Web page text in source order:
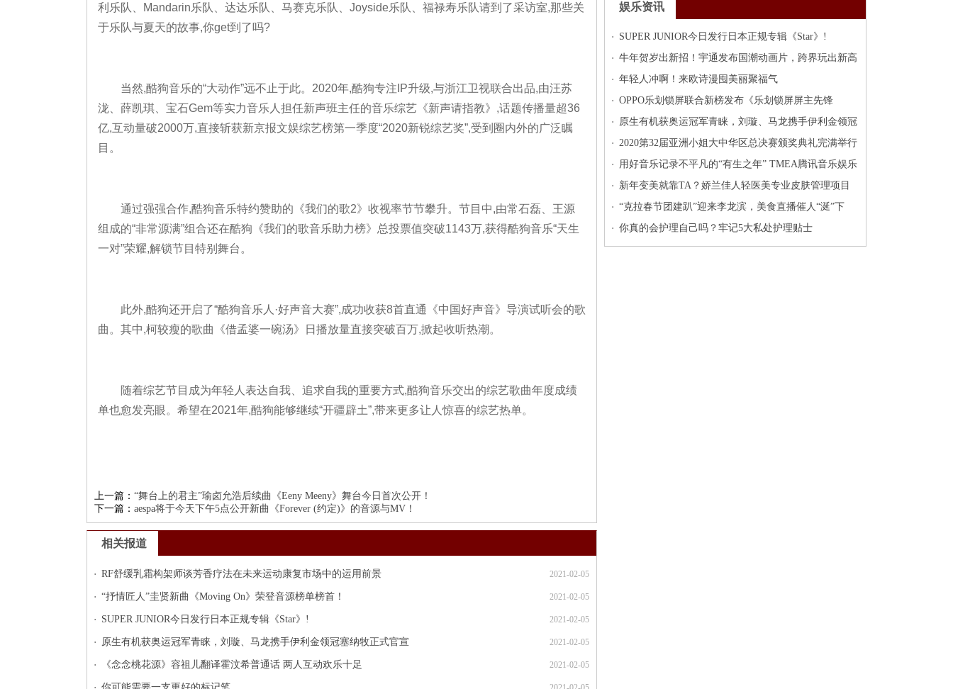
利乐队、Mandarin乐队、达达乐队、马赛克乐队、Joyside乐队、福禄寿乐队请到了采访室,那些关
于乐队与夏天的故事,你get到了吗?
当然,酷狗音乐的“大动作”远不止于此。2020年,酷狗专注IP升级,与浙江卫视联合出品,由汪苏
泷、薛凯琪、宝石Gem等实力音乐人担任新声班主任的音乐综艺《新声请指教》,话题传播量超36
亿,互动量破2000万,直接斩获新京报文娱综艺榜第一季度“2020新锐综艺奖”,受到圈内外的广泛瞩
目。
通过强强合作,酷狗音乐特约赞助的《我们的歌2》收视率节节攀升。节目中,由常石磊、王源
组成的“非常源满”组合还在酷狗《我们的歌音乐助力榜》总投票值突破1143万,获得酷狗音乐“天生
一对”荣耀,解锁节目特别舞台。
此外,酷狗还开启了“酷狗音乐人·好声音大赛”,成功收获8首直通《中国好声音》导演试听会的歌
曲。其中,柯较瘦的歌曲《借孟婆一碗汤》日播放量直接突破百万,掀起收听热潮。
随着综艺节目成为年轻人表达自我、追求自我的重要方式,酷狗音乐交出的综艺歌曲年度成绩
单也愈发亮眼。希望在2021年,酷狗能够继续“开疆辟土”,带来更多让人惊喜的综艺热单。
上一篇： “舞台上的君主”瑜卤允浩后续曲《Eeny Meeny》舞台今日首次公开！
下一篇： aespa将于今天下午5点公开新曲《Forever (约定)》的音源与MV！
相关报道
2021-02-05
RF舒缓乳霜构架师谈芳香疗法在未来运动康复市场中的运用前景
2021-02-05
“抒情匠人”圭贤新曲《Moving On》荣登音源榜单榜首！
2021-02-05
SUPER JUNIOR今日发行日本正规专辑《Star》!
2021-02-05
原生有机获奥运冠军青睐，刘璇、马龙携手伊利金领冠塞纳牧正式官宣
2021-02-05
《念念桃花源》容祖儿翻译霍汶希普通话 两人互动欢乐十足
娱乐资讯
SUPER JUNIOR今日发行日本正规专辑《Star》!
牛年贺岁出新招！宇通发布国潮动画片，跨界玩出新高
度
年轻人冲啊！来欧诗漫囤美丽聚福气
OPPO乐划锁屏联合新榜发布《乐划锁屏屏主先锋
榜》，持续发力内容生态
原生有机获奥运冠军青睐，刘璇、马龙携手伊利金领冠
塞纳牧正式官宣
2020第32届亚洲小姐大中华区总决赛颁奖典礼完满举行
李初宣荣登冠军宝座
用好音乐记录不平凡的“有生之年” TMEA腾讯音乐娱乐
盛典打造“音乐春晚”
新年变美就靠TA？娇兰佳人轻医美专业皮肤管理项目
来了
“克拉春节团建趴”迎来李龙滨，美食直播催人“涎”下
你真的会护理自己吗？牢记5大私处护理贴士